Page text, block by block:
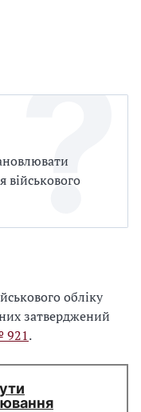
військового
обліку
затверджений
921.